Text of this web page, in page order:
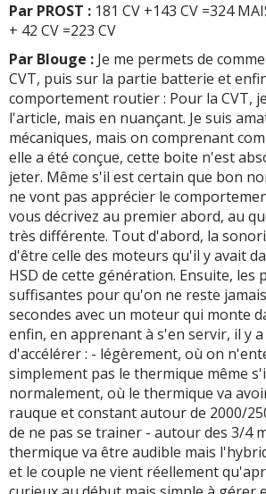
Par PROST : 181 CV +143 CV =324
+ 42 CV =223 CV
Par Blouge : Je me permets de
CVT, puis sur la partie batterie et
comportement routier : Pour la CVT,
l'article, mais en nuançant. Je suis
mécaniques, mais on comprenant
elle a été conçue, cette boite n'est
jeter. Même s'il est certain que bon
ne vont pas apprécier le
vous décrivez au premier abord, au
très différente. Tout d'abord, la
d'être celle des moteurs qu'il y avait
HSD de cette génération. Ensuite, les
suffisantes pour qu'on ne reste
secondes avec un moteur qui monte
enfin, en apprenant à s'en servir, il y
d'accélérer : - légèrement, où on
simplement pas le thermique même
normalement, où le thermique va
rauque et constant autour de 2000/
de ne pas se trainer - autour des 3/4
thermique va être audible mais
et le couple ne vient réellement